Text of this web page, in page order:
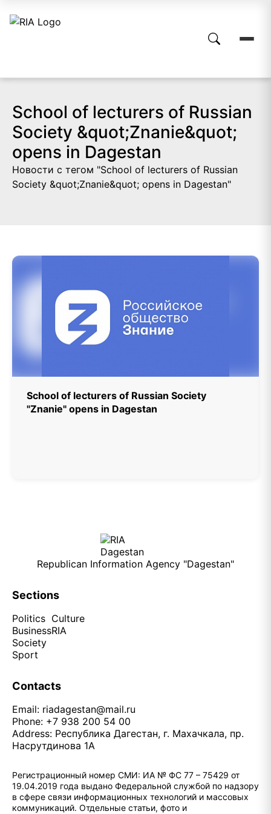
School of lecturers of Russian
Society &quot;Znanie&quot;
opens in Dagestan
Новости с тегом "School of lecturers of Russian
Society &quot;Znanie&quot; opens in Dagestan"
School of lecturers of Russian Society
"Znanie" opens in Dagestan
Republican Information Agency "Dagestan"
Sections
Politics
Business
Society
Sport
Culture
RIA
Contacts
Email: riadagestan@mail.ru
Phone: +7 938 200 54 00
Address: Республика Дагестан, г. Махачкала, пр.
Насрутдинова 1А
Регистрационный номер СМИ: ИА № ФС 77 – 75429 от
19.04.2019 года выдано Федеральной службой по надзору
в сфере связи информационных технологий и массовых
коммуникаций. Отдельные статьи, фото и